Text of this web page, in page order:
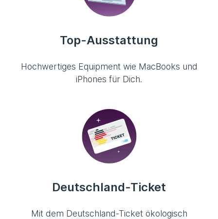
Top-Ausstattung
Hochwertiges Equipment wie MacBooks und
iPhones für Dich.
Deutschland-Ticket
Mit dem Deutschland-Ticket ökologisch